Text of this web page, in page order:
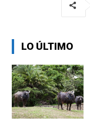
LO ÚLTIMO